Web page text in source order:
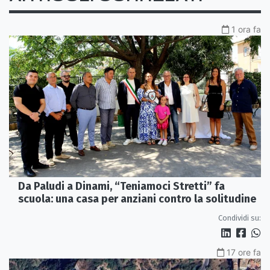
1 ora fa
Da Paludi a Dinami, “Teniamoci Stretti” fa
scuola: una casa per anziani contro la solitudine
Condividi su:
17 ore fa